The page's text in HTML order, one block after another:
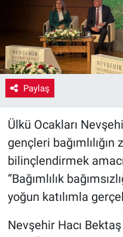
Paylaş
Ülkü Ocakları
gençleri
bilinçlendirmek
“Bağımlılık
yoğun katılımla
Nevşehir Hacı